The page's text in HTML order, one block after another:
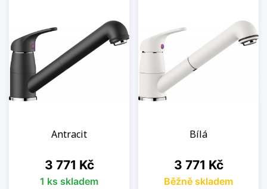
Antracit
Cena
3 771 Kč
1 ks skladem
Bílá
Cena
3 771 Kč
Běžně skladem